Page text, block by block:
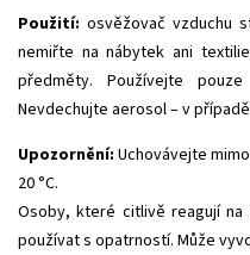
Použití: osvěžovač vzduchu
nemiřte na nábytek ani
předměty. Používejte
Nevdechujte aerosol – v
Upozornění: Uchovávejte
20 °C.
Osoby, které citlivě reagují
používat s opatrností. Může